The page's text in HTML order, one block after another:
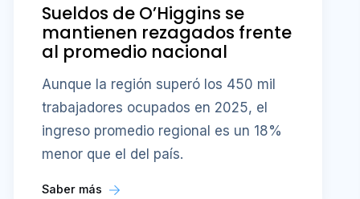
Sueldos de O’Higgins se
mantienen rezagados frente
al promedio nacional
Aunque la región superó los 450 mil
trabajadores ocupados en 2025, el
ingreso promedio regional es un 18%
menor que el del país.
Saber más